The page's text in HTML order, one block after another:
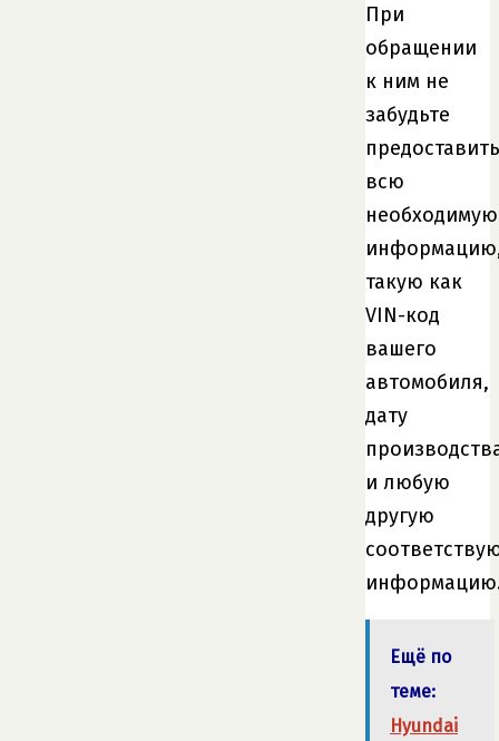
При
обращении
к ним не
забудьте
предоставить
всю
необходимую
такую ​​как
VIN-код
вашего
автомобиля,
дату
и любую
другую
Ещё по
теме:
Hyundai